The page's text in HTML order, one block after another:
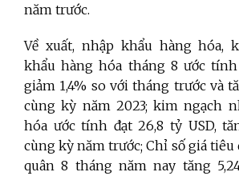
năm trước.
Về xuất, nhập khẩu hàng hóa,
khẩu hàng hóa tháng 8 ước tính
giảm 1,4% so với tháng trước và
cùng kỳ năm 2023; kim ngạch
hóa ước tính đạt 26,8 tỷ USD,
cùng kỳ năm trước; Chỉ số giá tiêu
quân 8 tháng năm nay tăng